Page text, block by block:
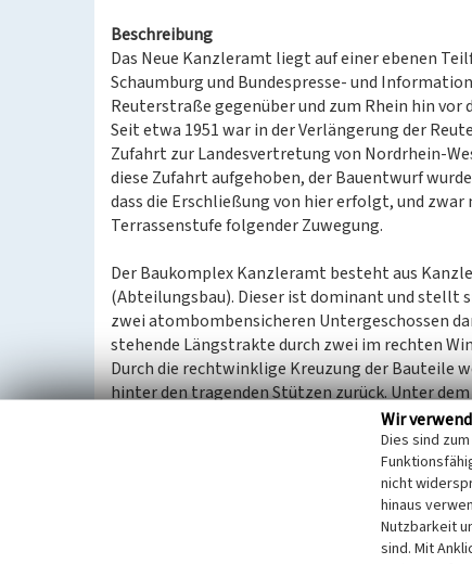
Beschreibung
Das Neue Kanzleramt liegt auf einer ebenen
Schaumburg und Bundespresse‑ und
Reuterstraße gegenüber und zum Rhein hin
Seit etwa 1951 war in der Verlängerung der
Zufahrt zur Landesvertretung von
diese Zufahrt aufgehoben, der Bauentwurf
dass die Erschließung von hier erfolgt, und
Terrassenstufe folgender Zuwegung.
Der Baukomplex Kanzleramt besteht aus
(Abteilungsbau). Dieser ist dominant und stellt
zwei atombombensicheren Untergeschossen
stehende Längstrakte durch zwei im rechten
Durch die rechtwinklige Kreuzung der Bauteile
hinter den tragenden Stützen zurück. Unter
Im rechten Winkel in den Park, zum Palais
Verbindungssteg erreichbar der Kanzler- und
Büroräumen; ebenfalls dreigeschossig,
Raumtiefe breiter, ansonsten gleich gestaltet.
Auffälliges Merkmal im Erscheinungsbild sind
Beide Bauteile sind in Stahlskelettbauweise
Wir
Dies sind
nicht
hinaus
Nutzbarkeit
sind. Mit